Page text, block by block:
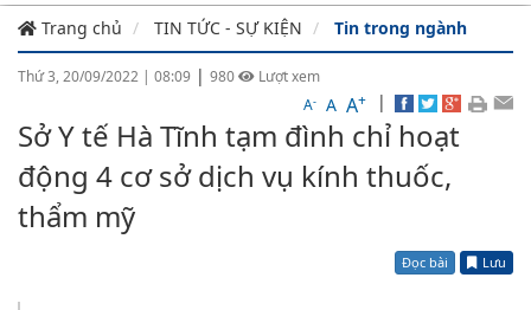
Trang chủ TIN TỨC - SỰ KIỆN Tin trong ngành
Thứ 3, 20/09/2022 | 08:09 | 980
Lượt xem
A- A A+ |
Sở Y tế Hà Tĩnh tạm đình chỉ hoạt
động 4 cơ sở dịch vụ kính thuốc,
thẩm mỹ
Đọc bài Lưu